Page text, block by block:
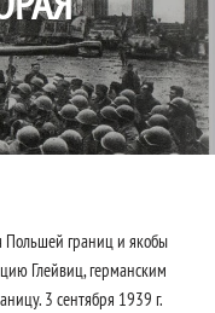
границ и якобы
Глейвиц, германским
3 сентября 1939 г.